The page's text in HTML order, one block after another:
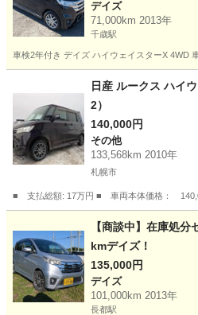
デイズ
71,000km 2013年
千歳駅
車検2年付き デイズ ハイウェイスターX 4WD
千歳駅
日産 ルークス ハイ
2）
140,000円
その他
133,568km 2010年
札幌市
■ 支払総額: 17万円 ■ 車両本体価格：
その他
【商談中】在庫処分セ
kmデイズ！
135,000円
デイズ
101,000km 2013年
長都駅